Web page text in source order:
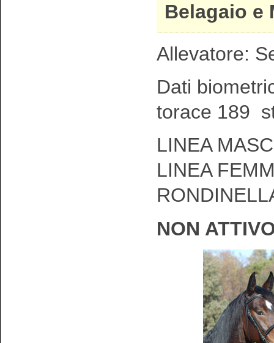
Belagaio e
Allevatore:
Dati
torace 189
LINEA
LINEA
NON